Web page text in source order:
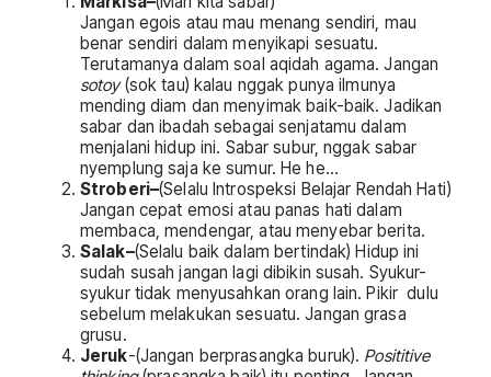
Jangan egois atau mau menang sendiri, mau
benar sendiri dalam menyikapi sesuatu.
Terutamanya dalam soal aqidah agama. Jangan
sotoy(sok tau) kalau nggak punya ilmunya
mending diam dan menyimak baik-baik. Jadikan
sabar dan ibadah sebagai senjatamu dalam
menjalani hidup ini. Sabar subur, nggak sabar
nyemplung saja ke sumur. He he…
Stroberi–(Selalu Introspeksi Belajar Rendah Hati)
Jangan cepat emosi atau panas hati dalam
membaca, mendengar, atau menyebar berita.
Salak–(Selalu baik dalam bertindak) Hidup ini
sudah susah jangan lagi dibikin susah. Syukur-
syukur tidak menyusahkan orang lain. Pikir dulu
sebelum melakukan sesuatu. Jangan grasa
grusu.
Jeruk-(Jangan berprasangka buruk). Posititive